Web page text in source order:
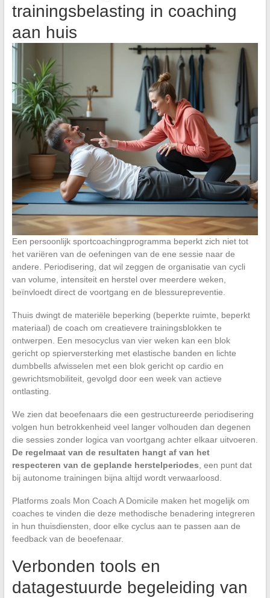
trainingsbelasting in coaching
aan huis
Een persoonlijk sportcoachingprogramma beperkt zich niet tot
het variëren van de oefeningen van de ene sessie naar de
andere. Periodisering, dat wil zeggen de organisatie van cycli
van volume, intensiteit en herstel over meerdere weken,
beïnvloedt direct de voortgang en de blessurepreventie.
Thuis dwingt de materiële beperking (beperkte ruimte, beperkt
materiaal) de coach om creatievere trainingsblokken te
ontwerpen. Een mesocyclus van vier weken kan een blok
gericht op spierversterking met elastische banden en lichte
dumbbells afwisselen met een blok gericht op cardio en
gewrichtsmobiliteit, gevolgd door een week van actieve
ontlasting.
We zien dat beoefenaars die een gestructureerde periodisering
volgen hun betrokkenheid veel langer volhouden dan degenen
die sessies zonder logica van voortgang achter elkaar uitvoeren.
De regelmaat van de resultaten hangt af van het
respecteren van de geplande herstelperiodes , een punt dat
bij autonome trainingen bijna altijd wordt verwaarloosd.
Platforms zoals Mon Coach A Domicile maken het mogelijk om
coaches te vinden die deze methodische benadering integreren
in hun thuisdiensten, door elke cyclus aan te passen aan de
feedback van de beoefenaar.
Verbonden tools en
datagestuurde begeleiding van